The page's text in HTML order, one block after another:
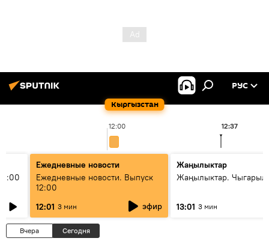
Кыргызстан
РУС
12:00 12:37
Ежедневные новости
Ежедневные новости. Выпуск
12:00
12:01 3 мин эфир
Жаңылыктар
Жаңылыктар.
13:01 3 мин
Вчера Сегодня